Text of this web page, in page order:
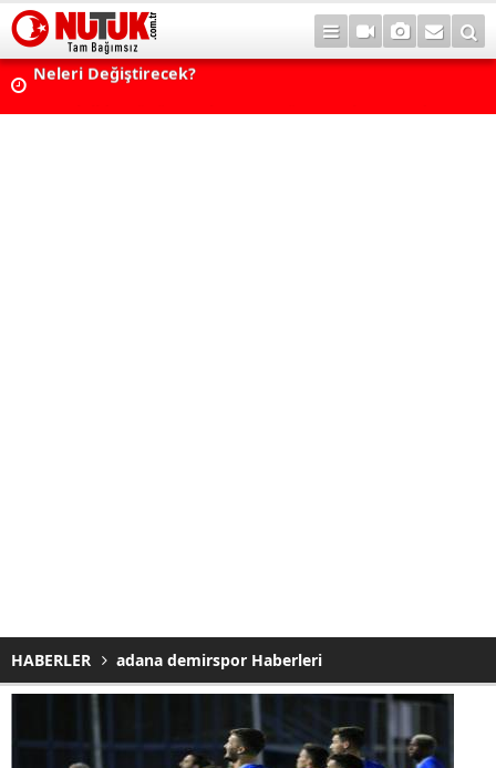
Astrolojide Dönüm Noktası: Venüs Terazi Burcunda! Bazı
HABERLER adana demirspor Haberleri